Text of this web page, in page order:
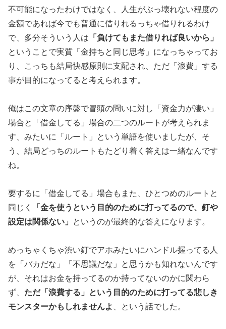
不可能になったわけではなく、人生がぶっ壊れない程度の
金額であれば今でも普通に借りれるっちゃ借りれるわけ
で、多分そういう人は 「負けてもまた借りれば良いから」
ということで実質「金持ちと同じ思考 」になっちゃってお
り、こっちも結局快感原則に支配され、ただ「 浪費」する
事が目的になってると考えられます。
俺はこの文章の序盤で冒頭の問いに対し「資金力が凄い」
場合と「 借金してる」場合の二つのルートが考えられま
す、みたいに「ルー ト」という単語を使いましたが、そ
う、結局どっちのルートもたどり着く答えは一緒なんです
ね。
要するに「借金してる」場合もまた、ひとつめのルートと
同じく
「 金を使うという目的のために打ってるので、釘や
設定は関係ない」
という のが最終的な答えになります。
めっちゃくちゃ渋い釘でアホみたいにハンドル握ってる人
を「バカだな」「不思議だな」と思うかも知れないんです
が、それはお金を持ってるのか持ってないのかに関わら
ず、 ただ「浪費する」という目 的のために打ってる悲しき
モンスターかもしれませんよ
、という話でした。